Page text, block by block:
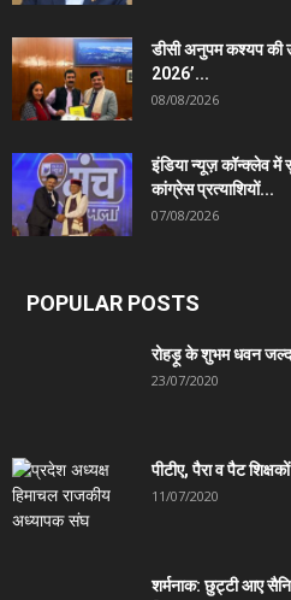
डीसी अनुपम कश्यप की
2026’...
08/08/2026
इंडिया न्यूज़ कॉन्क्लेव
कांग्रेस प्रत्याशियों...
07/08/2026
POPULAR POSTS
रोहड़ू के शुभम धवन
23/07/2020
पीटीए, पैरा व पैट
11/07/2020
शर्मनाक: छुट्टी आए